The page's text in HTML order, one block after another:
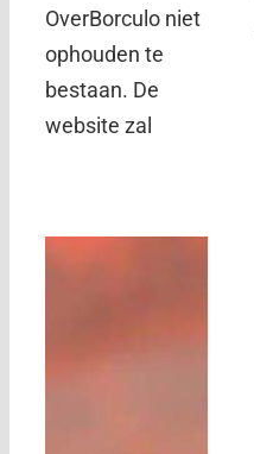
OverBorculo niet
ophouden te
bestaan. De
website zal